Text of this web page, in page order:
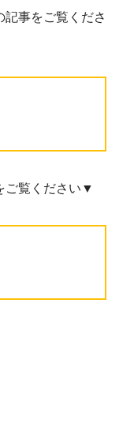
記事をご覧くださ
ご覧ください▼